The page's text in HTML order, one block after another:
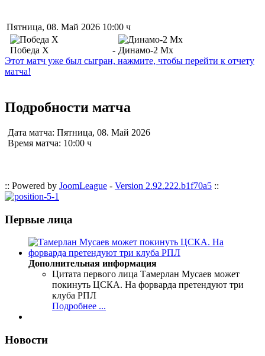
Пятница, 08. Май 2026 10:00 ч
Победа Х - Динамо-2 Мх
Этот матч уже был сыгран, нажмите, чтобы перейти к отчету
матча!
Подробности матча
Дата матча: Пятница, 08. Май 2026
Время матча: 10:00 ч
:: Powered by JoomLeague - Version 2.92.222.b1f70a5 ::
Первые лица
Дополнительная информация
Цитата первого лица Тамерлан Мусаев может
покинуть ЦСКА. На форварда претендуют три
клуба РПЛ
Подробнее ...
Новости